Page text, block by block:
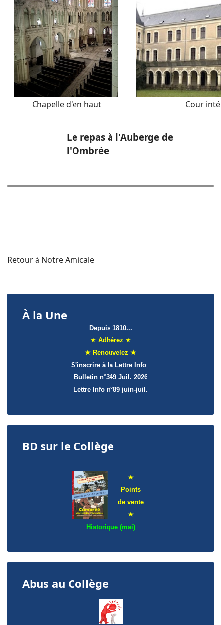
Chapelle d'en haut Cour
Le repas à l'Auberge de
l'Ombrée
Retour à Notre Amicale
À la Une
Depuis 1810...
★ Adhérez ★
★ Renouvelez ★
S'inscrire à la Lettre Info
Bulletin n°349 Juil. 2026
Lettre Info n°89 juin-juil.
BD sur le Collège
★
Points
de vente
★
Historique (mai)
Abus au Collège